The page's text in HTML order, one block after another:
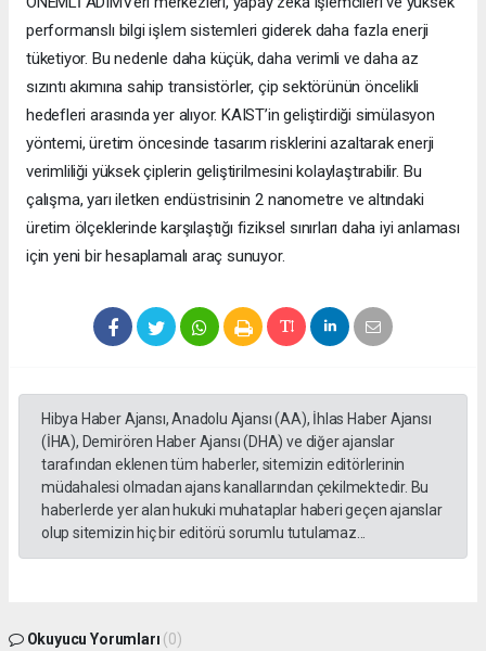
performanslı bilgi işlem sistemleri giderek daha fazla enerji
tüketiyor. Bu nedenle daha küçük, daha verimli ve daha az
sızıntı akımına sahip transistörler, çip sektörünün öncelikli
hedefleri arasında yer alıyor. KAIST’in geliştirdiği simülasyon
yöntemi, üretim öncesinde tasarım risklerini azaltarak enerji
verimliliği yüksek çiplerin geliştirilmesini kolaylaştırabilir. Bu
çalışma, yarı iletken endüstrisinin 2 nanometre ve altındaki
üretim ölçeklerinde karşılaştığı fiziksel sınırları daha iyi anlaması
için yeni bir hesaplamalı araç sunuyor.
Hibya Haber Ajansı, Anadolu Ajansı (AA), İhlas Haber Ajansı
(İHA), Demirören Haber Ajansı (DHA) ve diğer ajanslar
tarafından eklenen tüm haberler, sitemizin editörlerinin
müdahalesi olmadan ajans kanallarından çekilmektedir. Bu
haberlerde yer alan hukuki muhataplar haberi geçen ajanslar
olup sitemizin hiç bir editörü sorumlu tutulamaz...
Okuyucu Yorumları (0)